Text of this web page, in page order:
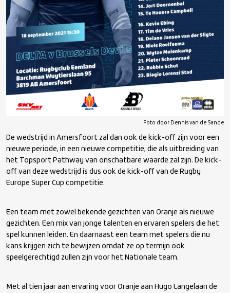
Foto door Dennis van de Sande
De wedstrijd in Amersfoort zal dan ook de kick-off zijn voor een
nieuwe periode, in een nieuwe competitie, die als uitbreiding van
het Topsport Pathway van onschatbare waarde zal zijn. De kick-
off van deze wedstrijd is dus ook de kick-off van de Rugby
Europe Super Cup competitie.
Een team met zowel bekende gezichten van Oranje als nieuwe
gezichten. Een mix van jonge talenten en ervaren spelers die het
spel kunnen leiden. En daarnaast een team met spelers die nu
kans krijgen zich te bewijzen omdat ze op termijn ook
speelgerechtigd zullen zijn voor het Nationale team.
Met al tien jaar aan ervaring voor Oranje aan Hugo Langelaan de